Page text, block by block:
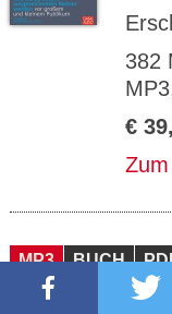
382
€
MP3 BUCH
Ingo